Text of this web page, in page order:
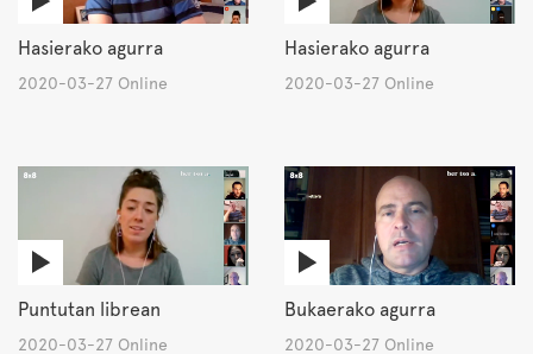
Hasierako agurra
2020-03-27 Online
Hasierako agurra
2020-03-27 Online
Puntutan librean
2020-03-27 Online
Bukaerako agurra
2020-03-27 Online